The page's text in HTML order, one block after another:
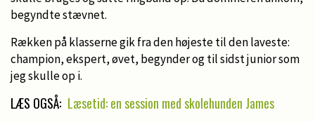
begyndte stævnet.
Rækken på klasserne gik fra den højeste til den laveste:
champion, ekspert, øvet, begynder og til sidst junior som
jeg skulle op i.
LÆS OGSÅ: Læsetid: en session med skolehunden James